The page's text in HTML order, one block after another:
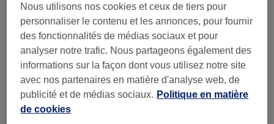
MUST BARBER (5) à partir de 15 €
LOCKS HEAVEN (5) à partir de 15 €
)
OUSCUT'Z à partir de 10 €
Nous utilisons nos cookies et ceux de tiers pour
personnaliser le contenu et les annonces, pour fournir
des fonctionnalités de médias sociaux et pour
analyser notre trafic. Nous partageons également des
informations sur la façon dont vous utilisez notre site
avec nos partenaires en matière d'analyse web, de
publicité et de médias sociaux. Politique en matière
de cookies